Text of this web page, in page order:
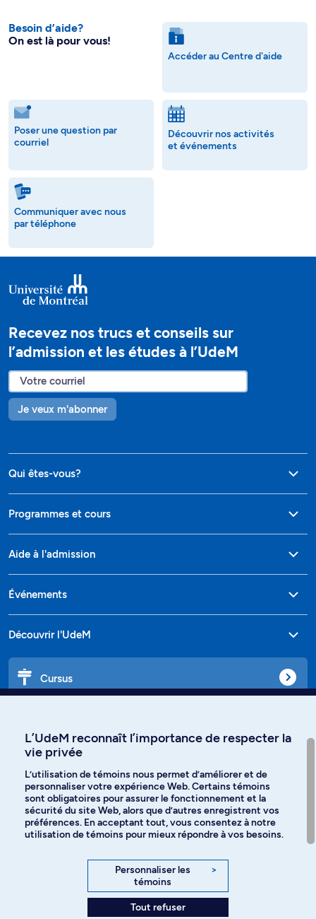
Besoin d’aide?
On est là pour vous!
Accéder au Centre d'aide
Poser une question par
courriel
Découvrir nos activités
et événements
Communiquer avec nous
par téléphone
Recevez nos trucs et conseils sur
l’admission et les études à l’UdeM
Je veux m'abonner
Qui êtes-vous?
Programmes et cours
Aide à l'admission
Événements
Découvrir l'UdeM
Cursus
Langues
Facebook Instagram
YouTube
L’UdeM reconnaît l’importance de respecter la
vie privée
L’utilisation de témoins nous permet d’améliorer et de
personnaliser votre expérience Web. Certains témoins
sont obligatoires pour assurer le fonctionnement et la
sécurité du site Web, alors que d’autres enregistrent vos
préférences. En acceptant tout, vous consentez à notre
utilisation de témoins pour mieux répondre à vos besoins.
Personnaliser les
témoins
>
Tout refuser